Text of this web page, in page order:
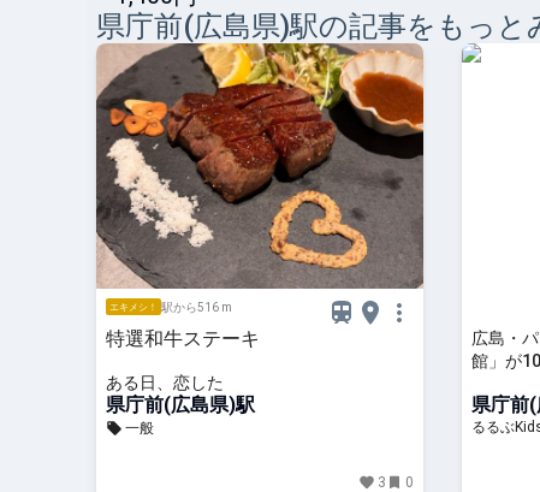
県庁前(広島県)駅の記事をもっと
エキメシ！ 駅から516 m
特選和牛ステーキ
ある日、恋した
県庁前(広島県)駅
一般
3 0
広島・
館」が
共演 |
県庁前
るるぶ